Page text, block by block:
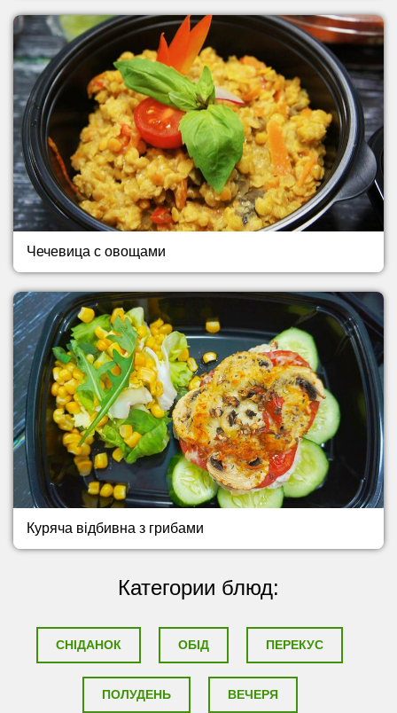
Чечевица с овощами
Куряча відбивна з грибами
Категории блюд:
СНІДАНОК ОБІД ПЕРЕКУС
ПОЛУДЕНЬ ВЕЧЕРЯ